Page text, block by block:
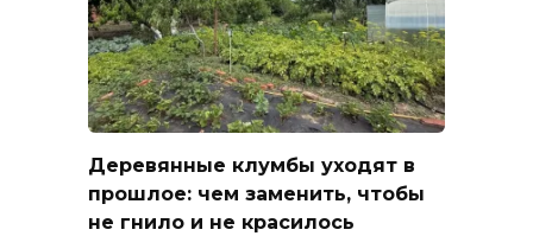
Деревянные клумбы уходят в
прошлое: чем заменить, чтобы
не гнило и не красилось